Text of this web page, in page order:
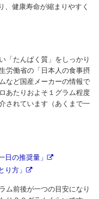
、健康寿命が縮まりやすく
「たんぱく質」をしっかり
労働省の「日本人の食事摂
など国産メーカーの情報で
あたりおよそ１グラム程度
されています（あくまで一
日の推奨量」
り方」
ム前後が一つの目安になり